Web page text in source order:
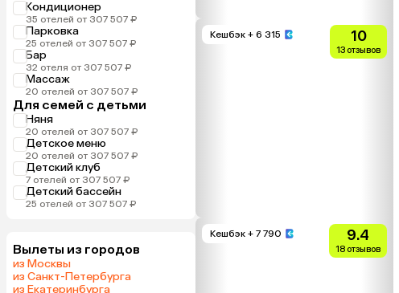
Кондиционер
35 отелей от 307 507 ₽
Парковка
25 отелей от 307 507 ₽
Бар
32 отеля от 307 507 ₽
Массаж
20 отелей от 307 507 ₽
Для семей с детьми
Няня
20 отелей от 307 507 ₽
Детское меню
20 отелей от 307 507 ₽
Детский клуб
7 отелей от 307 507 ₽
Детский бассейн
25 отелей от 307 507 ₽
Вылеты из городов
из Москвы
из Санкт-Петербурга
из Екатеринбурга
Кешбэк + 6 315 10
13 отзывов
Кешбэк + 7 790 9.4
18 отзывов